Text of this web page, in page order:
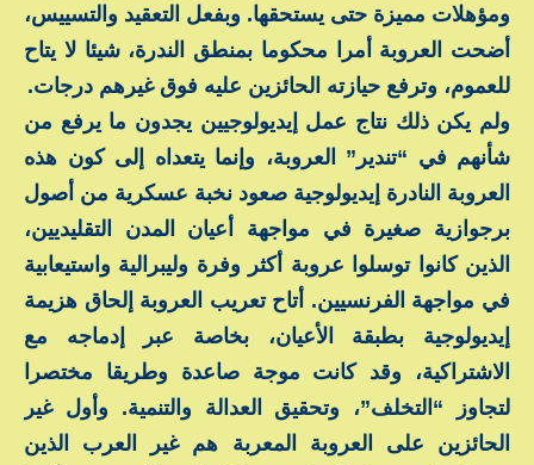
ومؤهلات مميزة حتى يستحقها. وبفعل التعقيد والتسييس،
أضحت العروبة أمرا محكوما بمنطق الندرة، شيئا لا يتاح
للعموم، وترفع حيازته الحائزين عليه فوق غيرهم درجات.
ولم يكن ذلك نتاج عمل إيديولوجيين يجدون ما يرفع من
شأنهم في “تندير” العروبة، وإنما يتعداه إلى كون هذه
العروبة النادرة إيديولوجية صعود نخبة عسكرية من أصول
برجوازية صغيرة في مواجهة أعيان المدن التقليديين،
الذين كانوا توسلوا عروبة أكثر وفرة وليبرالية واستيعابية
في مواجهة الفرنسيين. أتاح تعريب العروبة إلحاق هزيمة
إيديولوجية بطبقة الأعيان، بخاصة عبر إدماجه مع
الاشتراكية، وقد كانت موجة صاعدة وطريقا مختصرا
لتجاوز “التخلف”، وتحقيق العدالة والتنمية. وأول غير
الحائزين على العروبة المعربة هم غير العرب الذين